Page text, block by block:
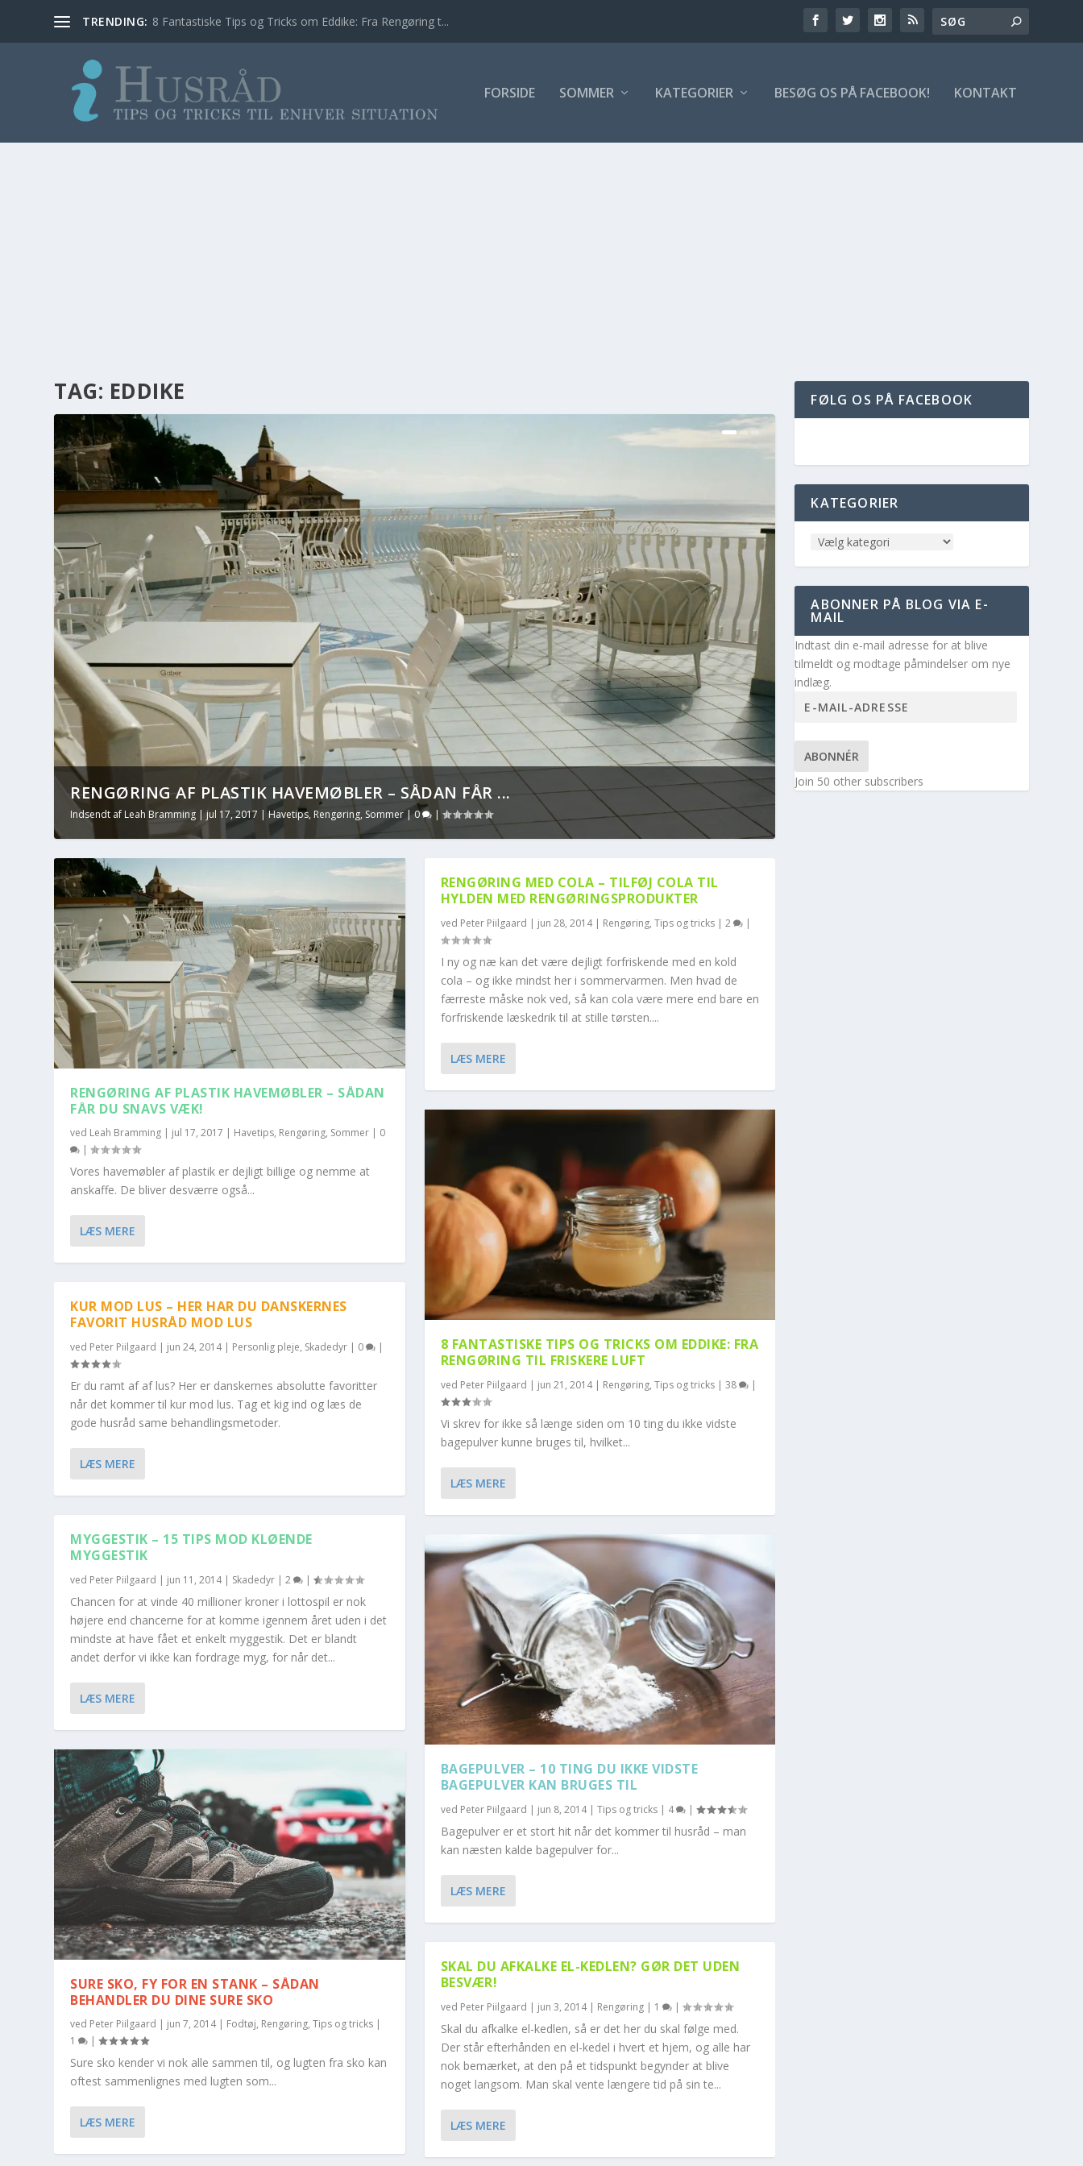
TRENDING: 8 Fantastiske Tips og Tricks om Eddike: Fra Rengøring t...
FORSIDE SOMMER KATEGORIER BESØG OS PÅ FACEBOOK! KONTAKT
TAG: EDDIKE
8 FANTASTISKE TIPS OG TRICKS OM EDDIKE: FRA RENGØR...
Indsendt afPeter Piilgaard| jun 21, 2014 |Rengøring,Tips og tricks|38 |
BAGEPULVER – 10 TING DU IKKE VIDSTE BAGEPULV...
Indsendt afPeter Piilgaard
RENGØRING AF PLASTIK HAVEMØBLER – SÅDAN
FÅR DU SNAVS VÆK!
ved Leah Bramming | jul 17, 2017 | Havetips, Rengøring, Sommer | 0
|
Vores havemøbler af plastik er dejligt billige og nemme at
anskaffe. De bliver desværre også...
LÆS MERE
KUR MOD LUS – HER HAR DU DANSKERNES
FAVORIT HUSRÅD MOD LUS
ved Peter Piilgaard | jun 24, 2014| Personlig pleje, Skadedyr | 0 |
Er du ramt af af lus? Her er danskernes absolutte favoritter
når det kommer til kur mod lus. Tag et kig ind og læs de
gode husråd same behandlingsmetoder.
LÆS MERE
MYGGESTIK – 15 TIPS MOD KLØENDE
MYGGESTIK
ved Peter Piilgaard | jun 11, 2014| Skadedyr |2 |
Chancen for at vinde 40 millioner kroner i lottospil er nok
højere end chancerne for at komme igennem året uden i det
mindste at have fået et enkelt myggestik. Det er blandt
andet derfor vi ikke kan fordrage myg, for når det...
LÆS MERE
SURE SKO, FY FOR EN STANK – SÅDAN
BEHANDLER DU DINE SURE SKO
ved Peter Piilgaard | jun 7, 2014| Fodtøj, Rengøring,Tips og tricks |
1
|
Sure sko kender vi nok alle sammen til, og lugten fra sko kan
oftest sammenlignes med lugten som...
LÆS MERE
RENGØRING MED COLA – TILFØJ COLA TIL
HYLDEN MED RENGØRINGSPRODUKTER
ved Peter Piilgaard | jun 28, 2014| Rengøring, Tips og tricks| 2 |
I ny og næ kan det være dejligt forfriskende med en kold
cola – og ikke mindst her i sommervarmen. Men hvad de
færreste måske nok ved, så kan cola være mere end bare en
forfriskende læskedrik til at stille tørsten....
LÆS MERE
8 FANTASTISKE TIPS OG TRICKS OM EDDIKE: FRA
RENGØRING TIL FRISKERE LUFT
ved Peter Piilgaard | jun 21, 2014| Rengøring, Tips og tricks| 38 |
Vi skrev for ikke så længe siden om 10 ting du ikke vidste
bagepulver kunne bruges til, hvilket...
LÆS MERE
BAGEPULVER – 10 TING DU IKKE VIDSTE
BAGEPULVER KAN BRUGES TIL
ved Peter Piilgaard | jun 8, 2014| Tips og tricks| 4 |
Bagepulver er et stort hit når det kommer til husråd – man
kan næsten kalde bagepulver for...
LÆS MERE
SKAL DU AFKALKE EL-KEDLEN? GØR DET UDEN
BESVÆR!
ved Peter Piilgaard | jun 3, 2014| Rengøring| 1 |
Skal du afkalke el-kedlen, så er det her du skal følge med.
Der står efterhånden en el-kedel i hvert et hjem, og alle har
nok bemærket, at den på et tidspunkt begynder at blive
noget langsom. Man skal vente længere tid på sin te...
LÆS MERE
FØLG OS PÅ FACEBOOK
KATEGORIER
ABONNER PÅ BLOG VIA E-
MAIL
Indtast din e-mail adresse for at blive
tilmeldt og modtage påmindelser om nye
indlæg.
ABONNÉR
Join 50 other subscribers